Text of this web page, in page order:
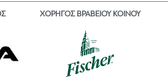
ΧΟΡΗΓΟΣ ΒΡΑΒΕΙΟΥ ΚΟΙΝΟΥ